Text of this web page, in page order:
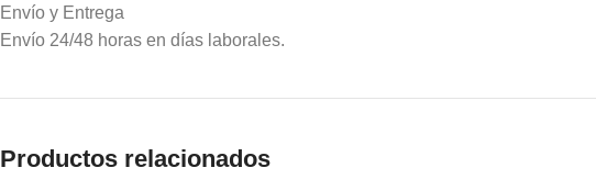
Envío y Entrega
Envío 24/48 horas en días laborales.
Productos relacionados